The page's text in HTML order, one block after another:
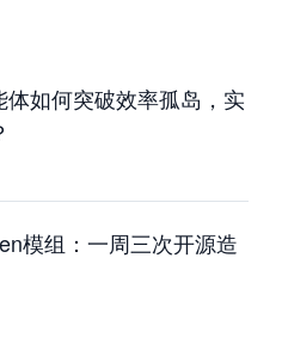
如何突破效率孤岛，实
模组：一周三次开源造